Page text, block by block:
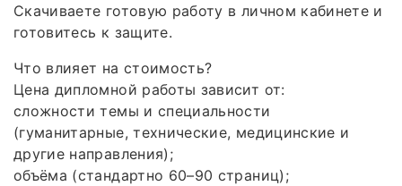
Скачиваете готовую работу в личном кабинете и
готовитесь к защите.
Что влияет на стоимость?
Цена дипломной работы зависит от:
сложности темы и специальности
(гуманитарные, технические, медицинские и
другие направления);
объёма (стандартно 60–90 страниц);